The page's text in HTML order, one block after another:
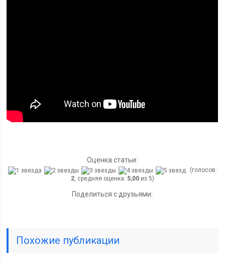
Оценка статьи:
(голосов:
2, средняя оценка: 5,00из 5)
Поделиться с друзьями:
Похожие публикации